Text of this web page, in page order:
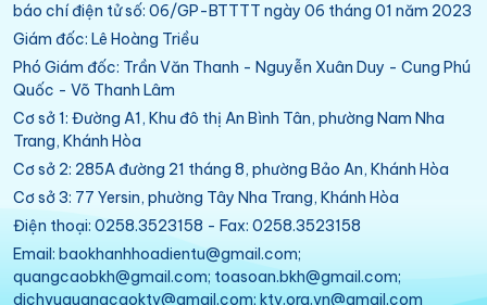
báo chí điện tử số: 06/GP-BTTTT ngày 06 tháng 01 năm 2023
Giám đốc: Lê Hoàng Triều
Phó Giám đốc: Trần Văn Thanh - Nguyễn Xuân Duy - Cung Phú
Quốc - Võ Thanh Lâm
Cơ sở 1: Đường A1, Khu đô thị An Bình Tân, phường Nam Nha
Trang, Khánh Hòa
Cơ sở 2: 285A đường 21 tháng 8, phường Bảo An, Khánh Hòa
Cơ sở 3: 77 Yersin, phường Tây Nha Trang, Khánh Hòa
Điện thoại: 0258.3523158 - Fax: 0258.3523158
Email: baokhanhhoadientu@gmail.com;
quangcaobkh@gmail.com; toasoan.bkh@gmail.com;
dichvuquangcaoktv@gmail.com; ktv.org.vn@gmail.com